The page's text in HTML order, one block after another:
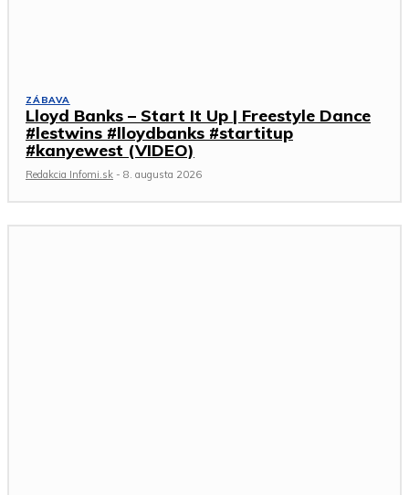
ZÁBAVA
Lloyd Banks – Start It Up | Freestyle Dance
#lestwins #lloydbanks #startitup
#kanyewest (VIDEO)
Redakcia Infomi.sk - 8. augusta 2026